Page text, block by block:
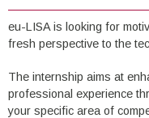
eu-LISA is looking for
fresh perspective to the
The internship aims at
professional experience
your specific area of